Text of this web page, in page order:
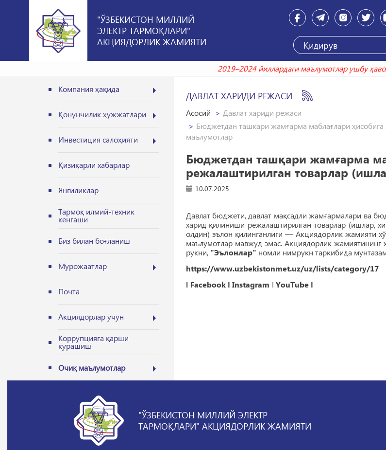
"ЎЗБЕКИСТОН МИЛЛИЙ
ЭЛЕКТР ТАРМОҚЛАРИ"
АКЦИЯДОРЛИК ЖАМИЯТИ
2019–2024 йиллардаги маълумотлар ушбу
Компания ҳақида
Қонунчилик ҳужжатлари
Инвестиция салоҳияти
Қизиқарли хабарлар
Янгиликлар
Тармоқ илмий-техник
кенгаши
Биз билан боғланиш
Мурожаатлар
Почта
Акциядорлар учун
Коррупцияга қарши
курашиш
Очиқ маълумотлар
ДАВЛАТ ХАРИДИ РЕЖАСИ
Асосий
Давлат хариди режаси
Бюджетдан ташқари жамғарма маблағлари
маълумотлар
Бюджетдан ташқари жамғарма
режалаштирилган товарлар
10.07.2025
Давлат бюджети, давлат мақсадли жамғармалари ва
харид қилиниши режалаштирилган товарлар (ишлар,
олдин) эълон қилинганлиги — Акциядорлик жамияти
маълумотлар мавжуд эмас. Акциядорлик жамиятининг
рукни, "Эълонлар" номли нимрукн таркибида
https://www.uzbekistonmet.uz/uz/lists/category/17
‖ Facebook‖ Instagram ‖ YouTube‖
"ЎЗБЕКИСТОН МИЛЛИЙ ЭЛЕКТР
ТАРМОҚЛАРИ" АКЦИЯДОРЛИК ЖАМИЯТИ